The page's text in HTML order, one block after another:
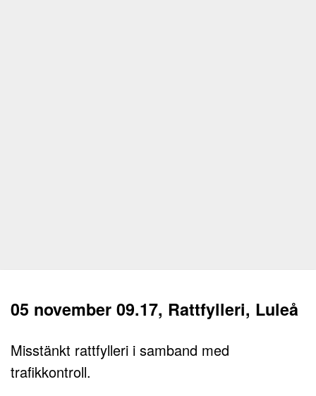
05 november 09.17, Rattfylleri, Luleå
Misstänkt rattfylleri i samband med
trafikkontroll.